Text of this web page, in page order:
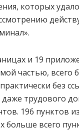
которых
и 19
частью, всего
без
трудового
196 пунктов
больше всего